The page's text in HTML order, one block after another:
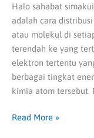
Halo sahabat
adalah cara
atau molekul di
terendah ke yang
elektron tertentu
berbagai tingkat
kimia atom tersebut.
Read More »